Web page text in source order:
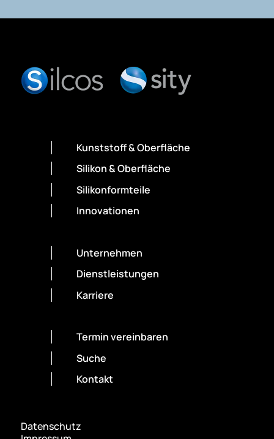
Kunststoff & Oberfläche
Silikon & Oberfläche
Silikonformteile
Innovationen
Unternehmen
Dienstleistungen
Karriere
Termin vereinbaren
Suche
Kontakt
Datenschutz